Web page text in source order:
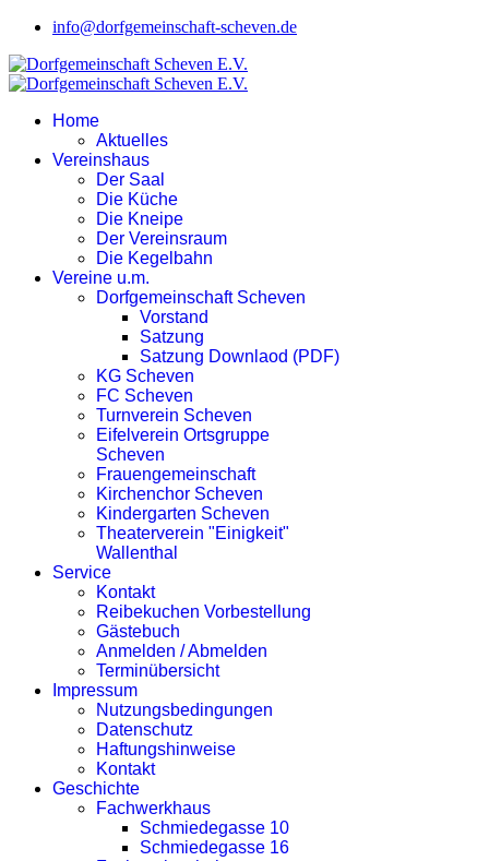
info@dorfgemeinschaft-scheven.de
Home
Aktuelles
Vereinshaus
Der Saal
Die Küche
Die Kneipe
Der Vereinsraum
Die Kegelbahn
Vereine u.m.
Dorfgemeinschaft Scheven
Vorstand
Satzung
Satzung Downlaod (PDF)
KG Scheven
FC Scheven
Turnverein Scheven
Eifelverein Ortsgruppe
Scheven
Frauengemeinschaft
Kirchenchor Scheven
Kindergarten Scheven
Theaterverein "Einigkeit"
Wallenthal
Service
Kontakt
Reibekuchen Vorbestellung
Gästebuch
Anmelden / Abmelden
Terminübersicht
Impressum
Nutzungsbedingungen
Datenschutz
Haftungshinweise
Kontakt
Geschichte
Fachwerkhaus
Schmiedegasse 10
Schmiedegasse 16